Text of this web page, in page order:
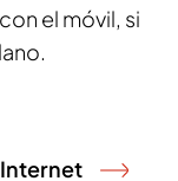
el móvil, si
Internet